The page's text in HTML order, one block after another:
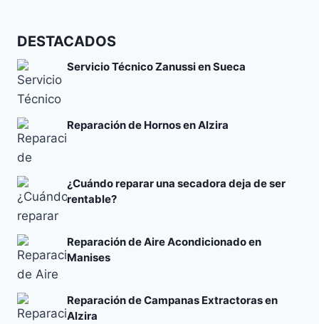
Códigos de error y su significado
DESTACADOS
Servicio Técnico Zanussi en Sueca
Reparación de Hornos en Alzira
¿Cuándo reparar una secadora deja de ser
rentable?
Reparación de Aire Acondicionado en
Manises
Reparación de Campanas Extractoras en
Alzira